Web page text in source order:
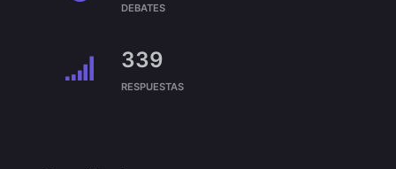
DEBATES
339
RESPUESTAS